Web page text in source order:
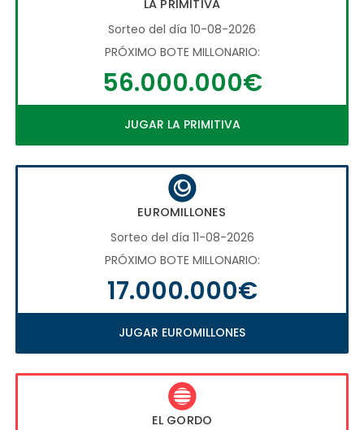
LA PRIMITIVA
Sorteo del día 10-08-2026
PRÓXIMO BOTE MILLONARIO:
56.000.000€
JUGAR LA PRIMITIVA
EUROMILLONES
Sorteo del día 11-08-2026
PRÓXIMO BOTE MILLONARIO:
17.000.000€
JUGAR EUROMILLONES
EL GORDO